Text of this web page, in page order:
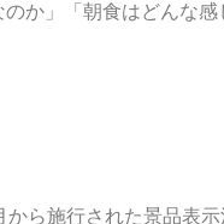
か」「朝食はどんな感
ら施行された景品表